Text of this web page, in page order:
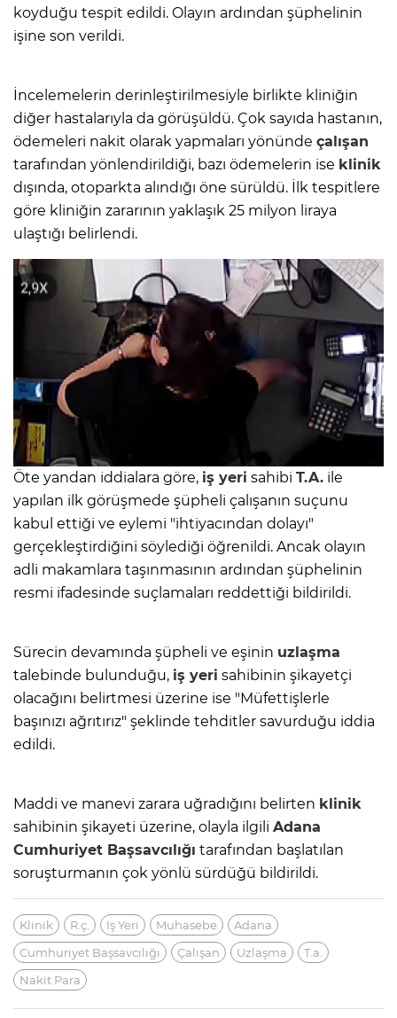
koyduğu tespit edildi. Olayın ardından şüphelinin
işine son verildi.
İncelemelerin derinleştirilmesiyle birlikte kliniğin
diğer hastalarıyla da görüşüldü. Çok sayıda hastanın,
ödemeleri nakit olarak yapmaları yönünde çalışan
tarafından yönlendirildiği, bazı ödemelerin ise klinik
dışında, otoparkta alındığı öne sürüldü. İlk tespitlere
göre kliniğin zararının yaklaşık 25 milyon liraya
ulaştığı belirlendi.
Öte yandan iddialara göre, iş yeri sahibi T.A. ile
yapılan ilk görüşmede şüpheli çalışanın suçunu
kabul ettiği ve eylemi "ihtiyacından dolayı"
gerçekleştirdiğini söylediği öğrenildi. Ancak olayın
adli makamlara taşınmasının ardından şüphelinin
resmi ifadesinde suçlamaları reddettiği bildirildi.
Sürecin devamında şüpheli ve eşinin uzlaşma
talebinde bulunduğu, iş yeri sahibinin şikayetçi
olacağını belirtmesi üzerine ise "Müfettişlerle
başınızı ağrıtırız" şeklinde tehditler savurduğu iddia
edildi.
Maddi ve manevi zarara uğradığını belirten klinik
sahibinin şikayeti üzerine, olayla ilgili Adana
Cumhuriyet Başsavcılığı tarafından başlatılan
soruşturmanın çok yönlü sürdüğü bildirildi.
Klinik R.ç. Iş Yeri Muhasebe
Adana
Cumhuriyet Başsavcılığı
Çalışan Uzlaşma
T.a.
Nakit Para